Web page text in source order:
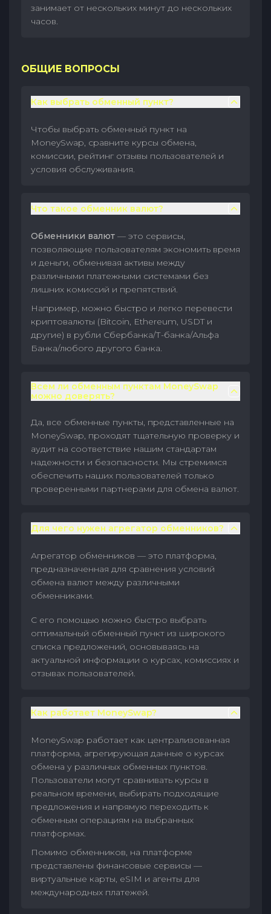
занимает от нескольких минут до нескольких
часов.
ОБЩИЕ ВОПРОСЫ
Как выбрать обменный пункт?
Чтобы выбрать обменный пункт на
MoneySwap, сравните курсы обмена,
комиссии, рейтинг отзывы пользователей и
условия обслуживания.
Что такое обменник валют?
Обменники валют — это сервисы,
позволяющие пользователям экономить время
и деньги, обменивая активы между
различными платежными системами без
лишних комиссий и препятствий.
Например, можно быстро и легко перевести
криптовалюты (Bitcoin, Ethereum, USDT и
другие) в рубли Сбербанка/Т-банка/Альфа
Банка/любого другого банка.
Всем ли обменным пунктам MoneySwap
можно доверять?
Да, все обменные пункты, представленные на
MoneySwap, проходят тщательную проверку и
аудит на соответствие нашим стандартам
надежности и безопасности. Мы стремимся
обеспечить наших пользователей только
проверенными партнерами для обмена валют.
Для чего нужен агрегатор обменников?
Агрегатор обменников — это платформа,
предназначенная для сравнения условий
обмена валют между различными
обменниками.
С его помощью можно быстро выбрать
оптимальный обменный пункт из широкого
списка предложений, основываясь на
актуальной информации о курсах, комиссиях и
отзывах пользователей.
Как работает MoneySwap?
MoneySwap работает как централизованная
платформа, агрегирующая данные о курсах
обмена у различных обменных пунктов.
Пользователи могут сравнивать курсы в
реальном времени, выбирать подходящие
предложения и напрямую переходить к
обменным операциям на выбранных
платформах.
Помимо обменников, на платформе
представлены финансовые сервисы —
виртуальные карты, eSIM и агенты для
международных платежей.